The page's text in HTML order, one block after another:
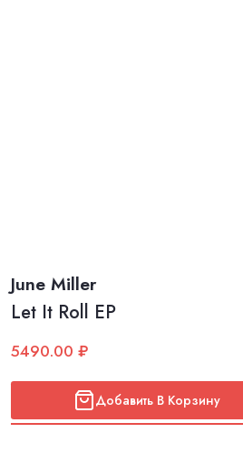
June Miller
Let It Roll EP
5490.00 ₽
Добавить В Корзину